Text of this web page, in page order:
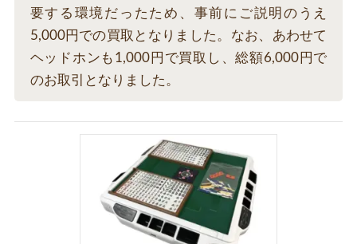
要する環境だったため、事前にご説明のうえ
5,000円での買取となりました。なお、あわせて
ヘッドホンも1,000円で買取し、総額6,000円で
のお取引となりました。